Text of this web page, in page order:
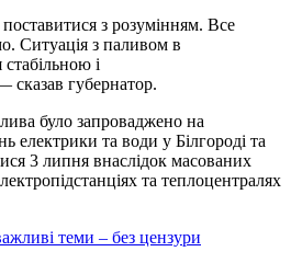
з розумінням. Все
Ситуація з паливом в
стабільною і
губернатор.
було запроваджено на
електрики та води у Білгороді та
3 липня внаслідок масованих
та теплоцентралях
теми – без цензури